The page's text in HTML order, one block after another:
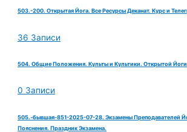
503.-200. Открытая Йога. Все Ресурсы Деканат. Курс и
36 Записи
504. Общие Положения. Культы и Культики. Открытой
0 Записи
505.-бывшая-851-2025-07-28. Экзамены Преподавателей
Пояснения. Праздник Экзамена.